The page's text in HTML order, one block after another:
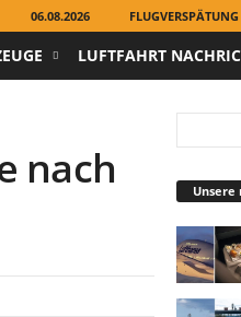
06.08.2026 FLUGVERSPÄTUNG
LUFTFAHRT
nach
Unsere